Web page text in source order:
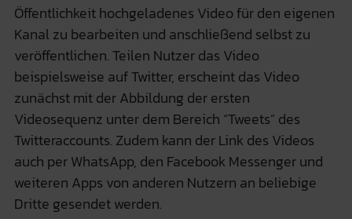
Öffentlichkeit hochgeladenes Video für den eigenen
Kanal zu bearbeiten und anschließend selbst zu
veröffentlichen. Teilen Nutzer das Video
beispielsweise auf Twitter, erscheint das Video
zunächst mit der Abbildung der ersten
Videosequenz unter dem Bereich “Tweets” des
Twitteraccounts. Zudem kann der Link des Videos
auch per WhatsApp, den Facebook Messenger und
weiteren Apps von anderen Nutzern an beliebige
Dritte gesendet werden.